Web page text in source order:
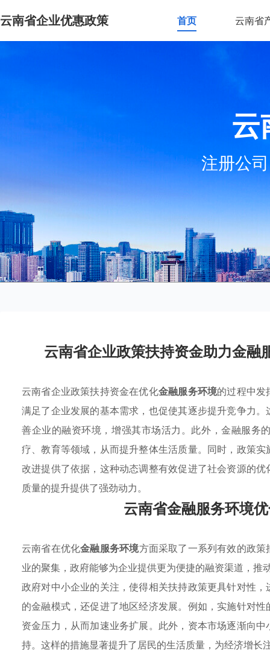
云南省企业优惠政策 首页 云南省
云
注册公
云南省企业政策扶持资金助力金
云南省企业政策扶持资金在优化金融服务环境的过程中发
满足了企业发展的基本需求，也促使其逐步提升竞争力
善企业的融资环境，增强其市场活力。此外，金融服务
疗、教育等领域，从而提升整体生活质量。同时，政策
改进提供了依据，这种动态调整有效促进了社会资源的
质量的提升提供了强劲动力。
云南省金融服务环境
云南省在优化金融服务环境方面采取了一系列有效的政策
业的聚集，政府能够为企业提供更为便捷的融资渠道，推
政府对中小企业的关注，使得相关扶持政策更具针对性
的金融模式，还促进了地区经济发展。例如，实施针对
资金压力，从而加速业务扩展。此外，资本市场逐渐向
持。这样的措施显著提升了居民的生活质量，为经济增长